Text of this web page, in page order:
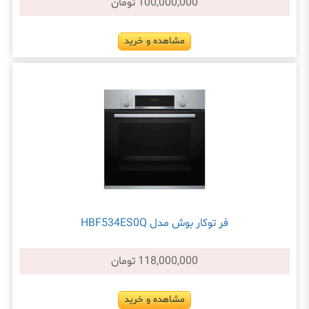
مشاهده و خرید
فر توکار بوش مدل HBF534ES0Q
118,000,000 تومان
مشاهده و خرید